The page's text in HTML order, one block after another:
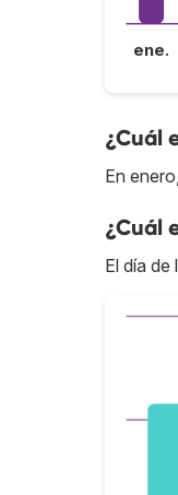
ene.
¿Cuál
En
¿Cuál
El día de